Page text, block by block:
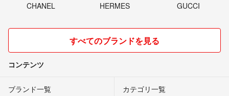
CHANEL HERMES GUCCI
すべてのブランドを見る
コンテンツ
ブランド一覧 カテゴリ一覧